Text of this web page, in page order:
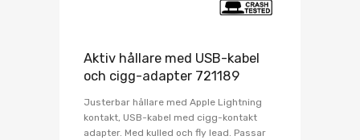
Aktiv hållare med USB-kabel
och cigg-adapter 721189
Justerbar hållare med Apple Lightning
kontakt, USB-kabel med cigg-kontakt
adapter. Med kulled och fly lead. Passar